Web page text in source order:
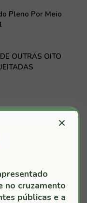
Pleno Por Meio
OUTRAS OITO
ANTIGOS
TCMBA
×
no cruzamento
públicas e a